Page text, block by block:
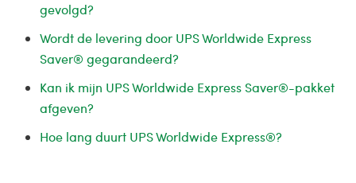
gevolgd?
Wordt de levering door UPS Worldwide Express
Saver® gegarandeerd?
Kan ik mijn UPS Worldwide Express Saver®-pakket
afgeven?
Hoe lang duurt UPS Worldwide Express®?